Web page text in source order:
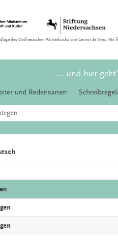
des Ostfriesischen Wörterbuchs von Gernot de Vries. Mit
... und hier
und Redensarten